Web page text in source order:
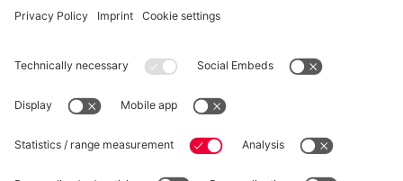
RECESSO
Privacy
Impostazioni dei cookie